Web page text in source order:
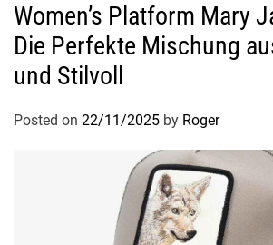
Women’s Platform Mary
Die Perfekte Mischung
und Stilvoll
Posted on 22/11/2025 by Roger